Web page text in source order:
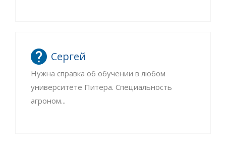
Сергей
Нужна справка об обучении в любом
университете Питера. Специальность
агроном...